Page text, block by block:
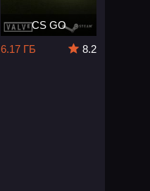
CS GO
6.17 ГБ
8.2